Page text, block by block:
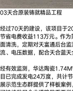
03天合原装铸就精品工程
经过70天的建设，该项目于
节省电费收益113万元。作为
面清洗，定期对天富通后台
流、电压数据，配合天合蓝
经有效监测，华达陶瓷
目已完成发电24万度，共计
展示范生态群提供了样板案